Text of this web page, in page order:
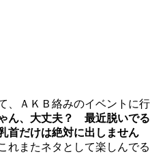
、ＡＫＢ絡みのイベントに行
ゃん、大丈夫？ 最近脱いでる
首だけは絶対に出しません
れまたネタとして楽しんでる